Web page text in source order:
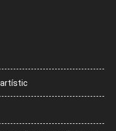
artístic